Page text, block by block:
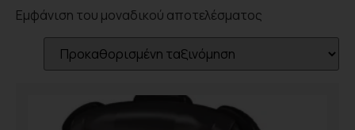
Εμφάνιση του μοναδικού αποτελέσματος